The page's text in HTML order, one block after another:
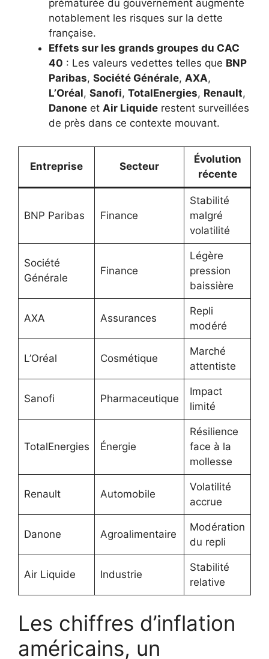
prématurée du gouvernement augmente
notablement les risques sur la dette
française.
Effets sur les grands groupes du CAC
40 : Les valeurs vedettes telles que BNP
Paribas, Société Générale, AXA,
L’Oréal, Sanofi, TotalEnergies, Renault,
Danone et Air Liquide restent surveillées
de près dans ce contexte mouvant.
Entreprise Secteur
Évolution
récente
BNP Paribas Finance
Stabilité
malgré
volatilité
Société
Générale
Finance
Légère
pression
baissière
AXA Assurances
Repli
modéré
L’Oréal Cosmétique
Marché
attentiste
Sanofi Pharmaceutique
Impact
limité
TotalEnergies Énergie
Résilience
face à la
mollesse
Renault Automobile
Volatilité
accrue
Danone Agroalimentaire
Modération
du repli
Air Liquide Industrie
Stabilité
relative
Les chiffres d’inflation
américains, un